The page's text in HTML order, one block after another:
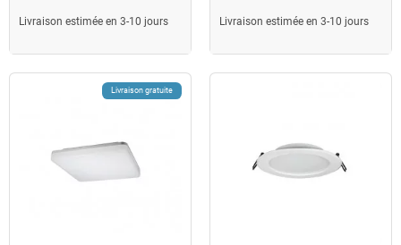
Livraison estimée en 3-10 jours Livraison estimée en 3-10 jours
Livraison gratuite